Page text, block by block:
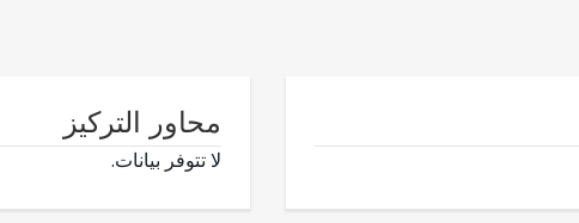
محاور التركيز
لا تتوفر بيانات.